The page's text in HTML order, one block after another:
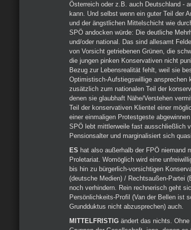
Österreich oder z.B. auch Deutschland -
kann. Und selbst wenn ein guter Teil der
und der ängstlichen Mittelschicht wie
SPÖ andocken würde: Die deutliche
und/oder national. Das sind allesamt
von Vorsicht getriebenen Grünen, die
die jungen pinken Konservativen nicht
Bezug zur Lebensrealität fehlt, weil sie
Optimistisch-Aufstiegswillige ansprechen
zusätzlich zum nationalen Teil der
denen sie glaubhaft Nähe/Verstehen
Teil der konservativen Klientel einer
einer einmaligen Protestgeste
SPÖ lebt mittlerweile fast ausschließlich
Pensionsalter und marginalisiert sich
ES hat also außerhalb der FPÖ niemand
Proletariat. Womöglich wird eine
bis hin zu bürgerlich-vorsichtigen
(deutsche Medien) / Rechtsaußen-Partei
noch verhindern. Rein rechnerisch geht
Persönlichkeits-Profil (Van der Bellen ist
Grundduktus nicht abzusprechen) auch.
MITTELFRISTIG ändert das nichts.